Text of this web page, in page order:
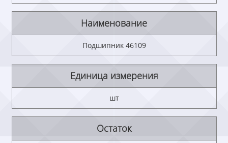
Наименование
Подшипник 46109
Единица измерения
шт
Остаток